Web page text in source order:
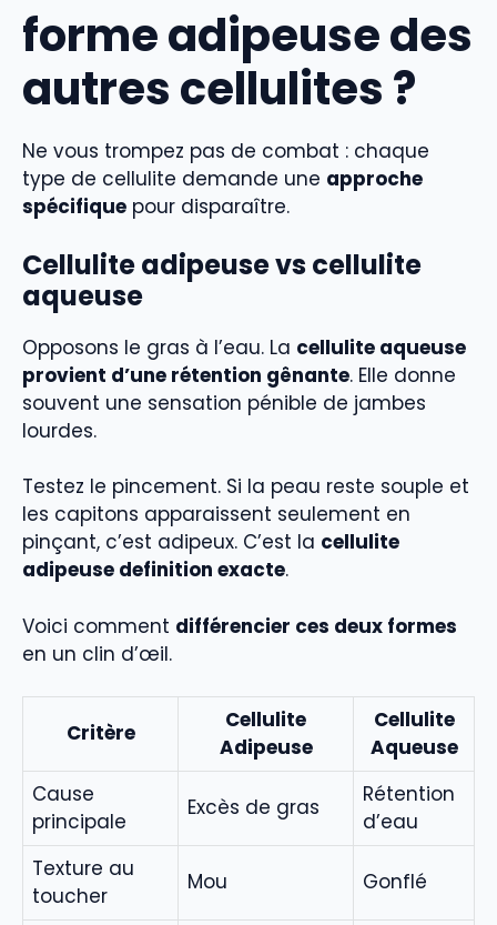
forme adipeuse des
autres cellulites ?
Ne vous trompez pas de combat : chaque
type de cellulite demande une approche
spécifique pour disparaître.
Cellulite adipeuse vs cellulite
aqueuse
Opposons le gras à l’eau. La cellulite aqueuse
provient d’une rétention gênante. Elle donne
souvent une sensation pénible de jambes
lourdes.
Testez le pincement. Si la peau reste souple et
les capitons apparaissent seulement en
pinçant, c’est adipeux. C’est la cellulite
adipeuse definition exacte.
Voici comment différencier ces deux formes
en un clin d’œil.
Critère
Cellulite
Adipeuse
Cellulite
Aqueuse
Cause
principale
Excès de gras
Rétention
d’eau
Texture au
toucher
Mou Gonflé